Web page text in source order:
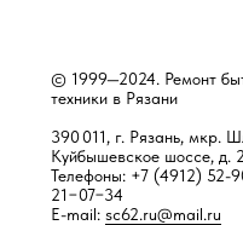
© 1999—2024. Ремонт
техники в Рязани
390 011, г. Рязань, мкр.
Куйбышевское шоссе, д.
Телефоны: +7 (4912) 52-
21−07−34
E-mail: sc62.ru@mail.ru